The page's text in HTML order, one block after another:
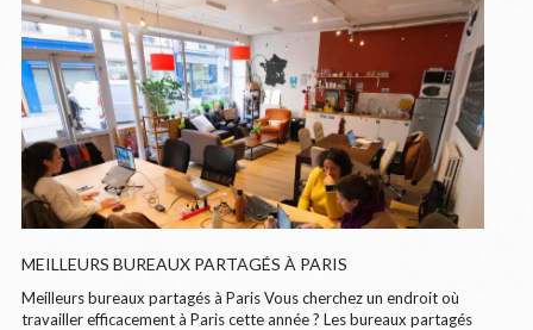
MEILLEURS BUREAUX PARTAGÉS À PARIS
Meilleurs bureaux partagés à Paris Vous cherchez un endroit où
travailler efficacement à Paris cette année ? Les bureaux partagés